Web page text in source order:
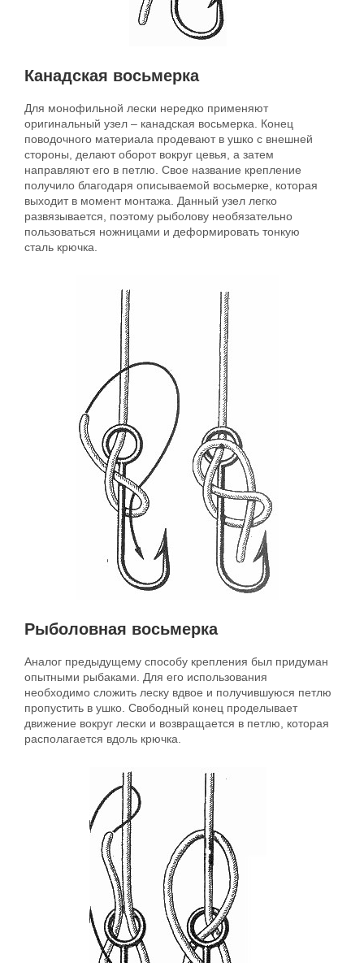
Канадская восьмерка
Для монофильной лески нередко применяют
оригинальный узел – канадская восьмерка. Конец
поводочного материала продевают в ушко с внешней
стороны, делают оборот вокруг цевья, а затем
направляют его в петлю. Свое название крепление
получило благодаря описываемой восьмерке, которая
выходит в момент монтажа. Данный узел легко
развязывается, поэтому рыболову необязательно
пользоваться ножницами и деформировать тонкую
сталь крючка.
Рыболовная восьмерка
Аналог предыдущему способу крепления был придуман
опытными рыбаками. Для его использования
необходимо сложить леску вдвое и получившуюся петлю
пропустить в ушко. Свободный конец проделывает
движение вокруг лески и возвращается в петлю, которая
располагается вдоль крючка.